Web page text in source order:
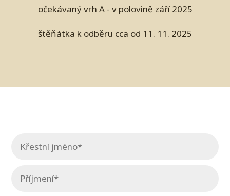
očekávaný vrh A - v polovině září 2025
štěňátka k odběru cca od 11. 11. 2025